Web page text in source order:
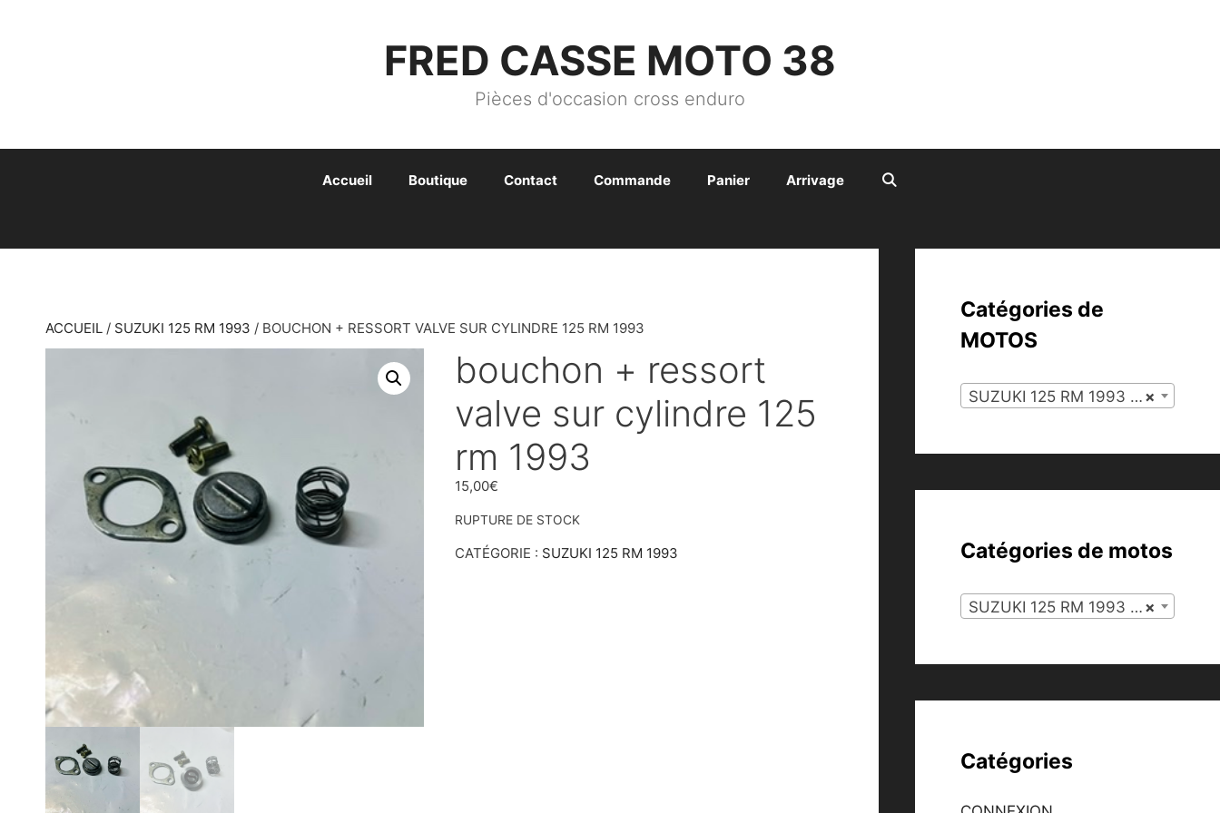
FRED CASSE MOTO 38
Pièces d'occasion cross enduro
Accueil Boutique Contact Commande Panier Arrivage
ACCUEIL / SUZUKI 125 RM 1993 / BOUCHON + RESSORT VALVE SUR CYLINDRE 125 RM 1993
bouchon + ressort
valve sur cylindre 125
rm 1993
15,00€
RUPTURE DE STOCK
CATÉGORIE : SUZUKI 125 RM 1993
Catégories de
MOTOS
×
SUZUKI 125 RM 1993 (127)
Catégories de motos
×
SUZUKI 125 RM 1993 (127)
Catégories